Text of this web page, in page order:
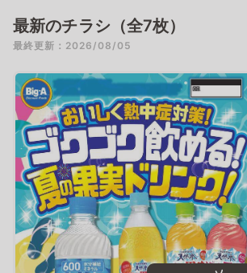
最新のチラシ（全7枚）
最終更新：2026/08/05